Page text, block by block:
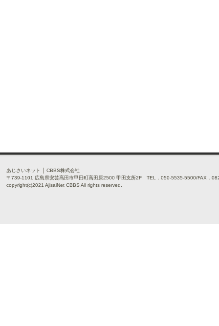
あじさいネット │ CBBS株式会社
〒739-1101 広島県安芸高田市甲田町高田原2500 甲田支所2F TEL．050-5535-5500/FAX．
copyright(c)2021 AjisaiNet CBBS All rights reserved.